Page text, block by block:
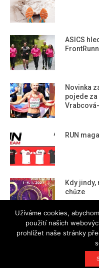
ASICS
Novinka
pojede za
RUN
Kdy
chůze
Užíváme cookies,
použití našich
prohlížet naše stránky